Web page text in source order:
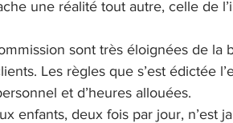
une réalité tout autre, celle de
sont très éloignées de la
Les règles que s’est édictée
et d’heures allouées.
enfants, deux fois par jour, n’est